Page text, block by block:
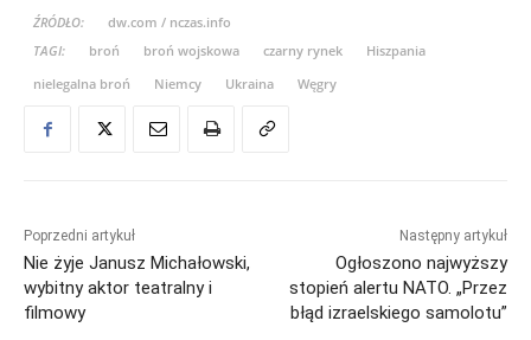
ŹRÓDŁO:
dw.com / nczas.info
TAGI:
broń broń wojskowa czarny rynek
Hiszpania
nielegalna broń
Niemcy Ukraina Węgry
Poprzedni artykuł
Nie żyje Janusz Michałowski,
wybitny aktor teatralny i
filmowy
Następny artykuł
Ogłoszono najwyższy
stopień alertu NATO. „Przez
błąd izraelskiego samolotu”